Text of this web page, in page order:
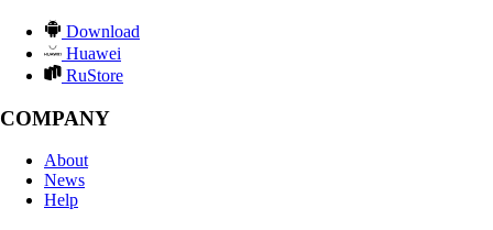
Download
Huawei
RuStore
COMPANY
About
News
Help